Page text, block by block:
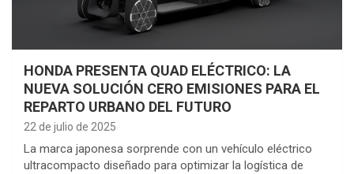
HONDA PRESENTA QUAD ELÉCTRICO: LA
NUEVA SOLUCIÓN CERO EMISIONES PARA EL
REPARTO URBANO DEL FUTURO
22 de julio de 2025
La marca japonesa sorprende con un vehículo eléctrico
ultracompacto diseñado para optimizar la logística de